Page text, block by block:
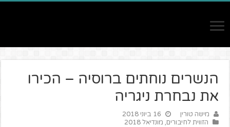
הנשרים נוחתים ברוסיה – הכירו
את נבחרת ניגריה
מישה טורין
16 ביוני 2018
הזווית לחיבורים, מונדיאל 2018